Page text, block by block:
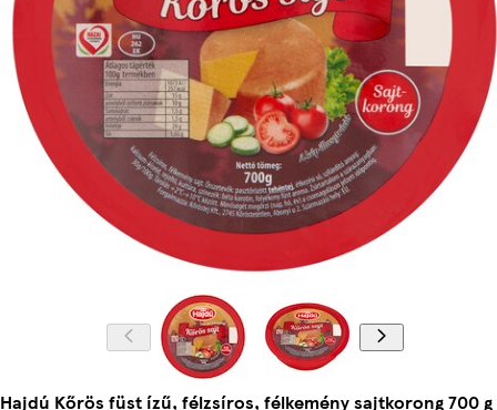
Hajdú Kőrös füst ízű, félzsíros, félkemény sajtkorong 700 g